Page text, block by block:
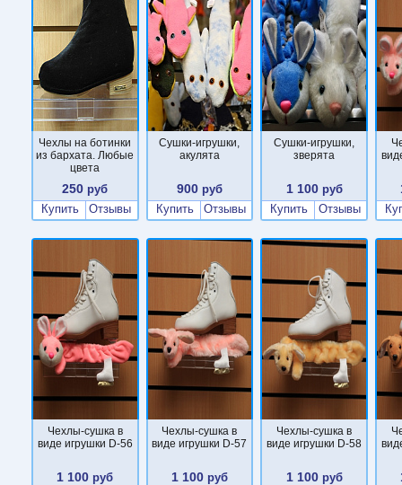
Чехлы на ботинки
из бархата. Любые
цвета
250 руб
Купить
Отзывы
Cушки-игрушки,
акулята
900 руб
Купить
Отзывы
Cушки-игрушки,
зверята
1 100руб
Купить
Отзывы
Чехлы-сушка в
виде игрушки D-56
1 100 руб
Чехлы-сушка в
виде игрушки D-57
1 100 руб
Чехлы-сушка в
виде игрушки D-58
1 100руб